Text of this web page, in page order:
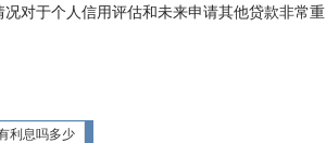
对于个人信用评估和未来申请其他贷款非常重
利息吗多少